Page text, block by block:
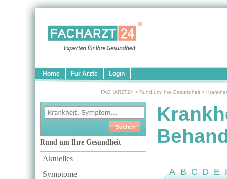
Home Für Ärzte Login
FACHARZT24 > Rund um Ihre Gesundheit >
Rund um Ihre Gesundheit
Aktuelles
Symptome
A B C D E